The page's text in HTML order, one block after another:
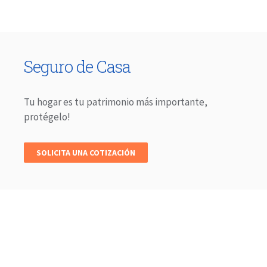
Seguro de Casa
Tu hogar es tu patrimonio más importante,
protégelo!
SOLICITA UNA COTIZACIÓN